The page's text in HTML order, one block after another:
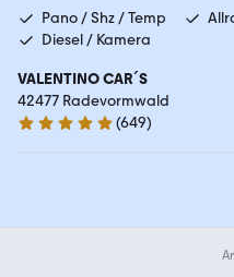
Pano / Shz / Temp
Diesel / Kamera
VALENTINO CAR´S
42477 Radevormwald
4.9 Sterne
(649)